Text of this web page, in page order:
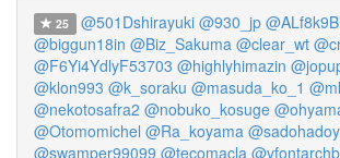
25 @501Dshirayuki @930_jp
@biggun18in @Biz_Sakuma @clear_wt
@F6Yi4YdlyF53703 @highlyhimazin
@klon993 @k_soraku @masuda_ko_1
@nekotosafra2 @nobuko_kosuge
@Otomomichel @Ra_koyama
@swamper99099 @tecomacla @vfontarchb